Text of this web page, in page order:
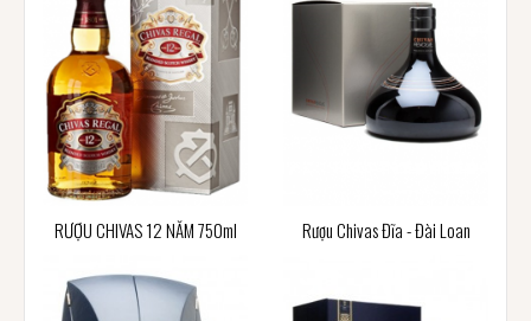
RƯỢU CHIVAS 12 NĂM 750ml Rượu Chivas Đĩa - Đài Loan